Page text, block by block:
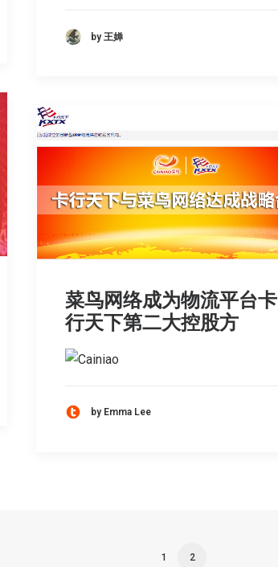
by 王婵
菜鸟网络成为物流平台卡
行天下第二大控股方
by Emma Lee
1 2